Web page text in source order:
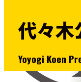
JOIN ご入会に
SHOPオンラ
代々木
Yoyogi Koen